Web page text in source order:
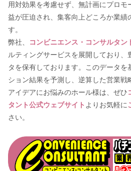
用対効果を考慮せず、無計画にプロモ
益が圧迫され、集客向上どころか業績
す。
弊社、
コンビニエンス・コンサルタン
ルティングサービスを展開しており、
タを保有しております。このデータを
ション結果を予測し、逆算した営業戦
アイデアにお悩みのホール様は、ぜひ
タント公式ウェブサイト よりお気軽に
さい。